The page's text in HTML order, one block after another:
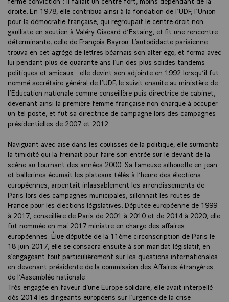
droite. En 1978, elle contribua ainsi à la fondation de l’UDF, l’Union
pour la démocratie française, qui regroupait le centre-droit non
gaulliste en soutien à Valéry Giscard d’Estaing, et fit une rencontre
déterminante, celle de François Bayrou. L’autodidacte parisienne
trouva en cet agrégé de lettres béarnais son alter ego, et forma avec
lui pendant plus de quarante ans l’un des plus solides tandems
politiques et amicaux : elle devint son adjointe en 1992 lorsqu’il fut
nommé secrétaire général de l’UDF, le suivit ensuite au ministère de
l’Education nationale comme conseillère puis directrice de cabinet,
devenant ainsi la première femme française non énarque à occuper
un tel poste, et fut sa directrice de campagne lors des campagnes
présidentielles de 2007 et 2012.
Naviguant avec aise dans les coulisses de la politique, elle surmonta
la timidité qui la freinait pour faire son entrée sur le devant de la
scène au tournant des années 2000. Sa fameuse silhouette en jean
et ballerines écumait les plateaux télés à l’heure des élections
européennes, arpentait inlassablement les arrondissements de
Paris lors des campagnes municipales, sillonnait les routes de
France pour les élections législatives. Députée européenne de 1999
à 2017, conseillère de Paris de 2001 à 2010 et de 2014 à 2020, elle
fut nommée en mai 2017 ministre en charge des affaires
européennes. Élue députée de la 11ème circonscription de Paris le
18 juin 2017, elle se consacra ensuite à son mandat législatif, en
s’engageant tout particulièrement sur les questions internationales
en devenant présidente de la commission des Affaires étrangères
de l’Assemblée nationale.
Très engagée en faveur d’une Europe solidaire, elle avait interpellé
dès 2014 les dirigeants européens sur l’urgence de la crise